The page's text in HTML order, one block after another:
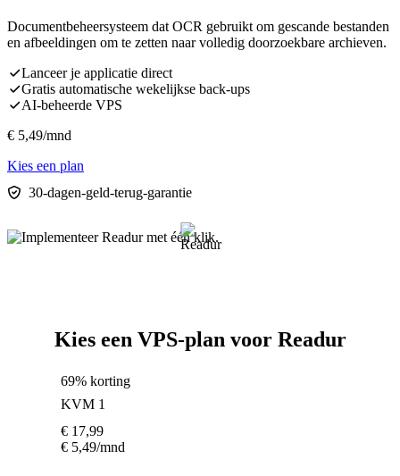
Documentbeheersysteem dat OCR gebruikt om gescande bestanden
en afbeeldingen om te zetten naar volledig doorzoekbare archieven.
Lanceer je applicatie direct
Gratis automatische wekelijkse back-ups
AI-beheerde VPS
€ 5,49/mnd
Kies een plan
30-dagen-geld-terug-garantie
Kies een VPS-plan voor Readur
69% korting
KVM 1
€ 17,99
€ 5,49/mnd